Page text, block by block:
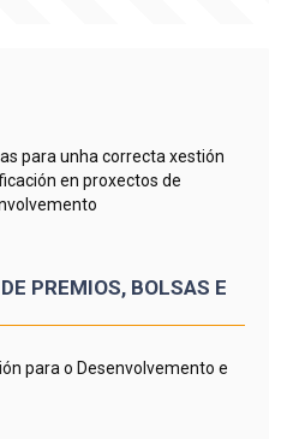
para unha correcta xestión
en proxectos de
PREMIOS, BOLSAS E
para o Desenvolvemento e